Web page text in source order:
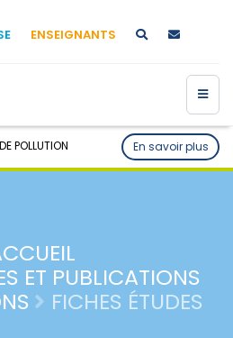
ENSEIGNANTS
POLLUTION En savoir plus
ET PUBLICATIONS
FICHES ÉTUDES